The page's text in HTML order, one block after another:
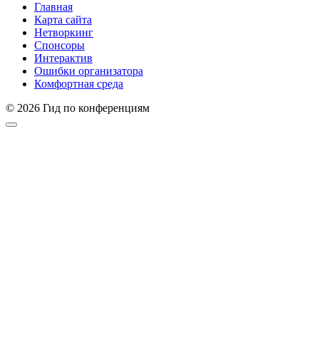
Главная
Карта сайта
Нетворкинг
Спонсоры
Интерактив
Ошибки организатора
Комфортная среда
© 2026 Гид по конференциям